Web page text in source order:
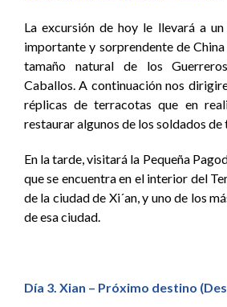
La excursión de hoy le llevará a
importante y sorprendente de
tamaño natural de los
Caballos. A continuación nos
réplicas de terracotas que en
restaurar algunos de los soldados de
En la tarde, visitará la Pequeña
que se encuentra en el interior del
de la ciudad de Xi´an, y uno de los
de esa ciudad.
Día 3. Xian – Próximo destino